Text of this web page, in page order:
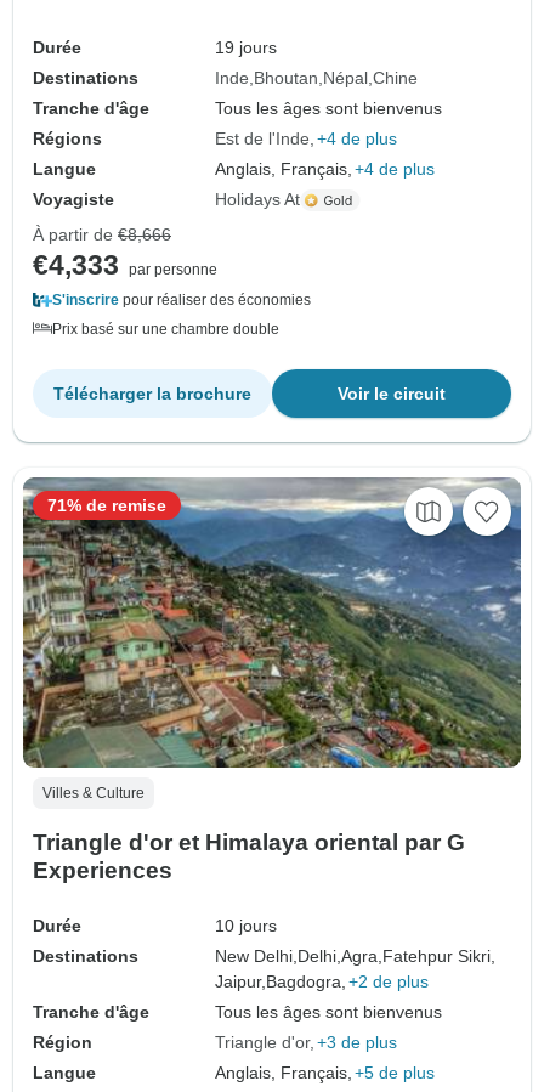
Durée
19 jours
Destinations
Inde Bhoutan Népal Chine
Tranche d'âge
Tous les âges sont bienvenus
Régions
Est de l'Inde +4 de plus
Langue
Anglais, Français, +4 de plus
Voyagiste
Holidays At
À partir de €8,666
€4,333
par personne
S'inscrire pour réaliser des économies
Prix basé sur une chambre double
Voir le circuit
Télécharger la brochure
Villes & Culture
Triangle d'or et Himalaya oriental par G
Experiences
Durée
10 jours
Destinations
New Delhi,Delhi,Agra,Fatehpur Sikri,
Jaipur,Bagdogra, +2 de plus
Tranche d'âge
Tous les âges sont bienvenus
Région
Triangle d'or +3 de plus
Langue
Anglais, Français, +5 de plus
71% de remise